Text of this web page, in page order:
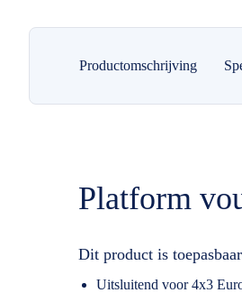
Productomschrijving
Platform
Dit product is
Uitsluitend voor 4x3